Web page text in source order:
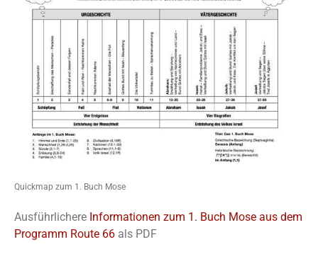
Quickmap zum 1. Buch Mose
Ausführlichere Informationen zum 1. Buch Mose aus dem
Programm Route 66 als PDF